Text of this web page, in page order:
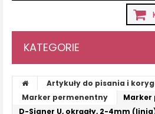
KATEGORIE
Artykuły do pisania i
Marker permenentny
Marker
D-Signer U, okrągły, 2-4mm